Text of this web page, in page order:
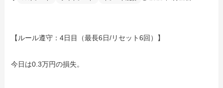
【ルール遵守：4日目（最長6日/リセット6回）】
今日は0.3万円の損失。